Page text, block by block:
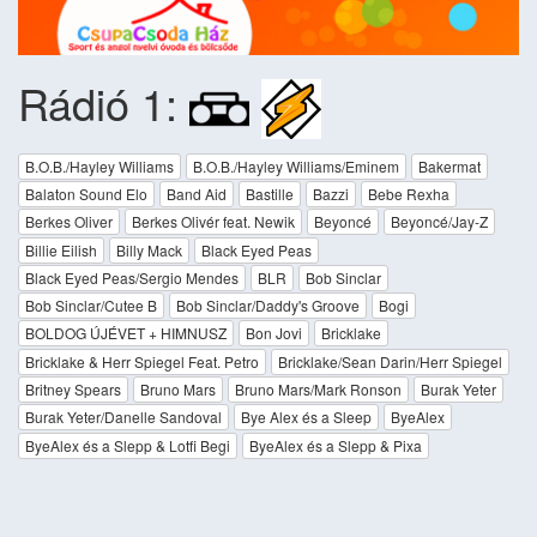
Rádió 1:
B.O.B./Hayley Williams B.O.B./Hayley Williams/Eminem
Bakermat
Balaton Sound Elo
Band Aid Bastille Bazzi
Bebe Rexha
Berkes Oliver
Berkes Olivér feat. Newik Beyoncé
Beyoncé/Jay-Z
Billie Eilish
Billy Mack
Black Eyed Peas
Black Eyed Peas/Sergio Mendes
BLR
Bob Sinclar
Bob Sinclar/Cutee B
Bob Sinclar/Daddy's Groove
Bogi
BOLDOG ÚJÉVET + HIMNUSZ
Bon Jovi
Bricklake
Bricklake & Herr Spiegel Feat. Petro
Bricklake/Sean Darin/Herr Spiegel
Britney Spears
Bruno Mars Bruno Mars/Mark Ronson
Burak Yeter
Burak Yeter/Danelle Sandoval
Bye Alex és a Sleep
ByeAlex
ByeAlex és a Slepp & Lotfi Begi
ByeAlex és a Slepp & Pixa